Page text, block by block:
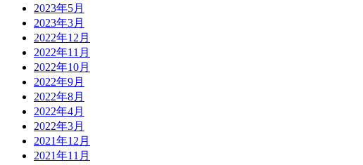
2023年5月
2023年3月
2022年12月
2022年11月
2022年10月
2022年9月
2022年8月
2022年4月
2022年3月
2021年12月
2021年11月